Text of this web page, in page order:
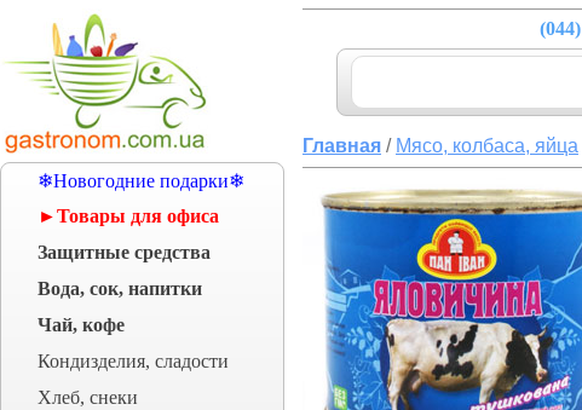
❄Новогодние подарки❄
►Товары для офиса
Защитные средства
Вода, сок, напитки
Чай, кофе
Кондизделия, сладости
Хлеб, снеки
(044)
Главная / Мясо, колбаса, яйца